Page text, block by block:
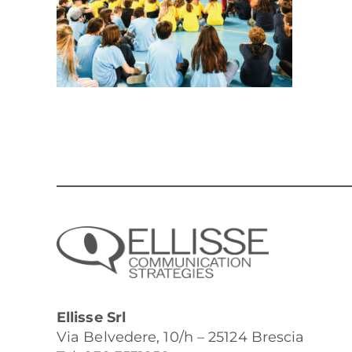
Ellisse Srl
Via Belvedere, 10/h – 25124 Brescia